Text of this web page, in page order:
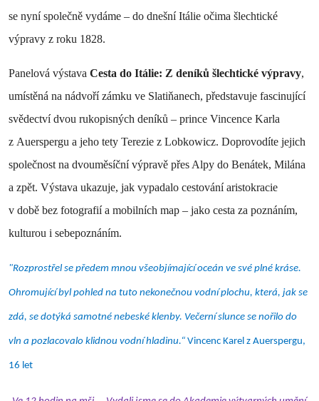
se nyní společně vydáme – do dnešní Itálie očima šlechtické
výpravy z roku 1828.
Panelová výstava Cesta do Itálie: Z deníků šlechtické výpravy,
umístěná na nádvoří zámku ve Slatiňanech, představuje fascinující
svědectví dvou rukopisných deníků – prince Vincence Karla
z Auerspergu a jeho tety Terezie z Lobkowicz. Doprovodíte jejich
společnost na dvouměsíční výpravě přes Alpy do Benátek, Milána
a zpět. Výstava ukazuje, jak vypadalo cestování aristokracie
v době bez fotografií a mobilních map – jako cesta za poznáním,
kulturou i sebepoznáním.
"Rozprostřel se předem mnou všeobjímající oceán ve své plné kráse.
Ohromující byl pohled na tuto nekonečnou vodní plochu, která, jak se
zdá, se dotýká samotné nebeské klenby. Večerní slunce se nořilo do
vln a pozlacovalo klidnou vodní hladinu.“ Vincenc Karel z Auerspergu,
16 let